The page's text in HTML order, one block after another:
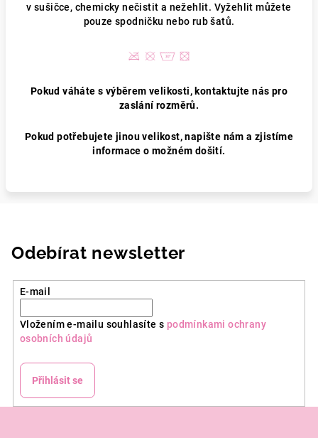
v sušičce, chemicky nečistit a nežehlit. Vyžehlit můžete
pouze spodničku nebo rub šatů.
Pokud váháte s výběrem velikosti, kontaktujte nás pro
zaslání rozměrů.
Pokud potřebujete jinou velikost, napište nám a zjistíme
informace o možném došití.
Odebírat newsletter
E-mail
Vložením e-mailu souhlasíte s podmínkami ochrany
osobních údajů
Přihlásit se